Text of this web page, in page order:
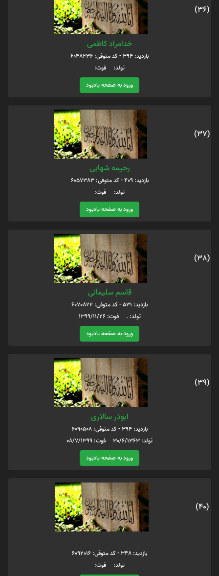
(36)
خدامراد کاظمی
بازدید: 394 - کد متوفی: 6048236
تولد: فوت:
ورود به صفحه یادبود
(37)
رحیمه شهابی
بازدید: 409 - کد متوفی: 6057383
تولد: فوت:
ورود به صفحه یادبود
(38)
قاسم سلیمانی
بازدید: 531 - کد متوفی: 6070822
تولد: . فوت: ۱۳۹۹/11/26
ورود به صفحه یادبود
(39)
ابوذر سالاری
بازدید: 394 - کد متوفی: 6090508
تولد: 30/6/1363 فوت: 08/7/1399
ورود به صفحه یادبود
(40)
بازدید: 348 - کد متوفی: 6092016
تولد: فوت: